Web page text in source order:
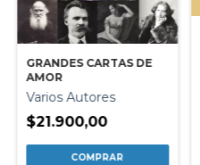
GRANDES CARTAS DE
AMOR
Varios Autores
$21.900,00